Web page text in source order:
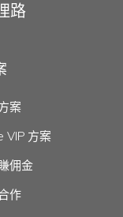
路
案
VIP 方案
佣金
作